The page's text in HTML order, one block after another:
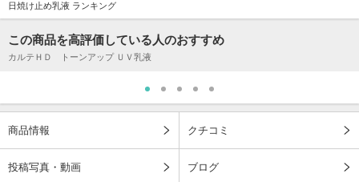
日焼け止め乳液 ランキング
この商品を高評価している人のおすすめ
カルテＨＤ トーンアップ ＵＶ乳液
商品情報 クチコミ
投稿写真・動画 ブログ